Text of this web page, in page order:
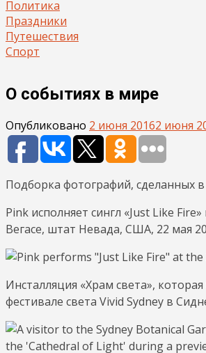
Политика
Праздники
Путешествия
Спорт
О событиях в мире
Опубликовано 2 июня 20162 июня
Подборка фотографий, сделанных
Pink исполняет сингл «Just Like
Вегасе, штат Невада, США, 22 мая
Инсталляция «Храм света»,
фестивале света Vivid Sydney в